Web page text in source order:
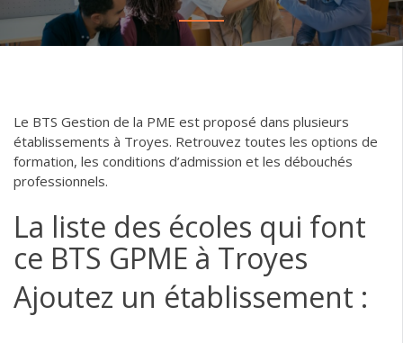
Le BTS Gestion de la PME est proposé dans plusieurs
établissements à Troyes. Retrouvez toutes les options de
formation, les conditions d’admission et les débouchés
professionnels.
La liste des écoles qui font
ce BTS GPME à Troyes
Ajoutez un établissement :